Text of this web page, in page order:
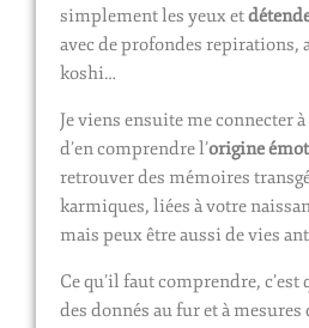
simplement les yeux et
avec de profondes repirations,
koshi…
Je viens ensuite me connecter
d’en comprendre l’origine
retrouver des mémoires
karmiques, liées à votre
mais peux être aussi de vies
Ce qu’il faut comprendre, c’est
des donnés au fur et à